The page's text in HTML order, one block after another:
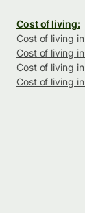
Cost of living:
Cost of living
Cost of living
Cost of living
Cost of living